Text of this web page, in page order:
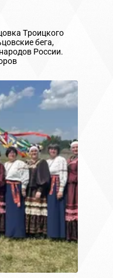
Троицкого
бега,
России.